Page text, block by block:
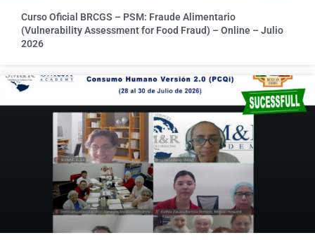
Curso Oficial BRCGS – PSM: Fraude Alimentario
(Vulnerability Assessment for Food Fraud) – Online – Julio
2026